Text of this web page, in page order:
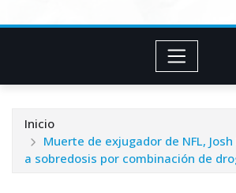
Inicio
Muerte de exjugador de NFL,
a sobredosis por combinación de